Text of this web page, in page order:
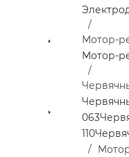
Мотор-
Мотор-
063
110